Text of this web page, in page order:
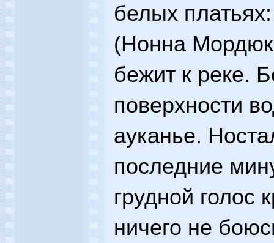
белых
(Нонна
бежит к реке.
поверхности
ауканье.
последние
грудной голос
ничего не